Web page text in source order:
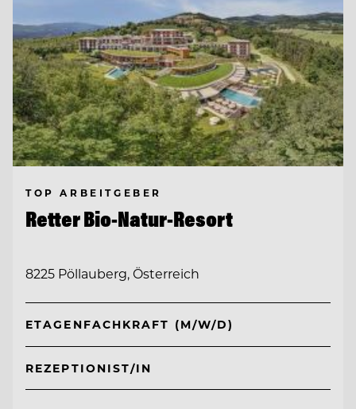
TOP ARBEITGEBER
Retter Bio-Natur-Resort
8225 Pöllauberg, Österreich
ETAGENFACHKRAFT (M/W/D)
REZEPTIONIST/IN